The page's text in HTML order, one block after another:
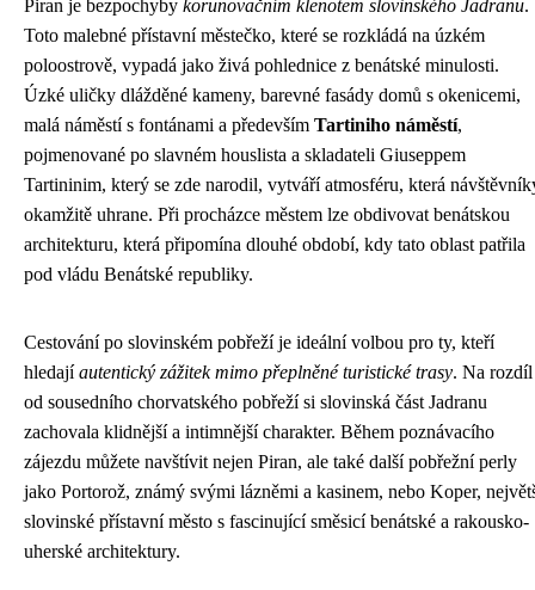
Piran je bezpochyby korunovačním klenotem slovinského Jadranu.
Toto malebné přístavní městečko, které se rozkládá na úzkém
poloostrově, vypadá jako živá pohlednice z benátské minulosti.
Úzké uličky dlážděné kameny, barevné fasády domů s okenicemi,
malá náměstí s fontánami a především Tartiniho náměstí,
pojmenované po slavném houslista a skladateli Giuseppem
Tartininim, který se zde narodil, vytváří atmosféru, která
okamžitě uhrane. Při procházce městem lze obdivovat benátskou
architekturu, která připomína dlouhé období, kdy tato oblast patřila
pod vládu Benátské republiky.
Cestování po slovinském pobřeží je ideální volbou pro ty, kteří
hledajíautentický zážitek mimo přeplněné turistické trasy. Na rozdíl
od sousedního chorvatského pobřeží si slovinská část Jadranu
zachovala klidnější a intimnější charakter. Během poznávacího
zájezdu můžete navštívit nejen Piran, ale také další pobřežní perly
jako Portorož, známý svými lázněmi a kasinem, nebo Koper,
slovinské přístavní město s fascinující směsicí benátské a rakousko-
uherské architektury.